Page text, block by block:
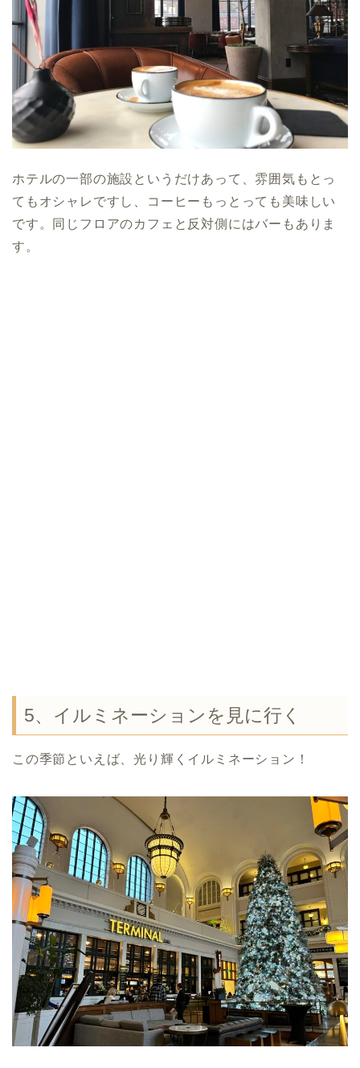
ホテルの一部の施設というだけあって、雰囲気もとっ
てもオシャレですし、コーヒーもっとっても美味しい
です。同じフロアのカフェと反対側にはバーもありま
す。
5、イルミネーションを見に行く
この季節といえば、光り輝くイルミネーション！